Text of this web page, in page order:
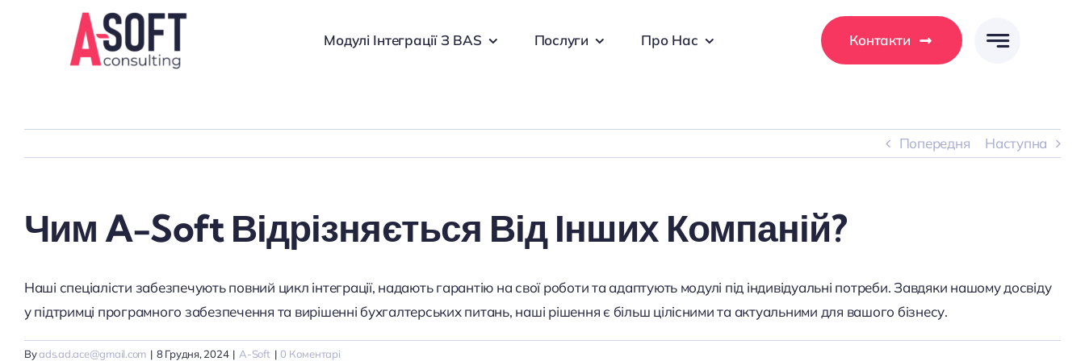
Модулі Інтеграції З BAS Послуги Про Нас Контакти
Попередня Наступна
Чим A-Soft Відрізняється Від Інших Компаній?
Наші спеціалісти забезпечують повний цикл інтеграції, надають гарантію на свої роботи та адаптують модулі під індивідуальні потреби. Завдяки нашому досвіду
у підтримці програмного забезпечення та вирішенні бухгалтерських питань, наші рішення є більш цілісними та актуальними для вашого бізнесу.
Byads.ad.ace@gmail.com | 8 Грудня, 2024 | A-Soft | 0 Коментарі